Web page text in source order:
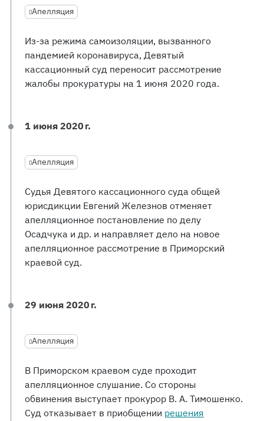
Апелляция
Из-за режима самоизоляции, вызванного
пандемией коронавируса, Девятый
кассационный суд переносит рассмотрение
жалобы прокуратуры на 1 июня 2020 года.
1 июня 2020 г.
Апелляция
Судья Девятого кассационного суда общей
юрисдикции Евгений Железнов отменяет
апелляционное постановление по делу
Осадчука и др. и направляет дело на новое
апелляционное рассмотрение в Приморский
краевой суд.
29 июня 2020 г.
Апелляция
В Приморском краевом суде проходит
апелляционное слушание. Со стороны
обвинения выступает прокурор В. А. Тимошенко.
Суд отказывает в приобщении решения